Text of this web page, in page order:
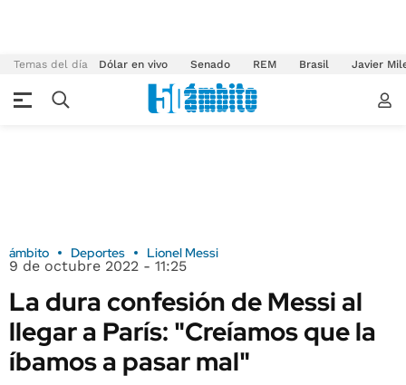
Temas del día Dólar en vivo Senado REM Brasil Javier
ámbito Deportes Lionel Messi
9 de octubre 2022 - 11:25
La dura confesión de Messi al
llegar a París: "Creíamos que la
íbamos a pasar mal"